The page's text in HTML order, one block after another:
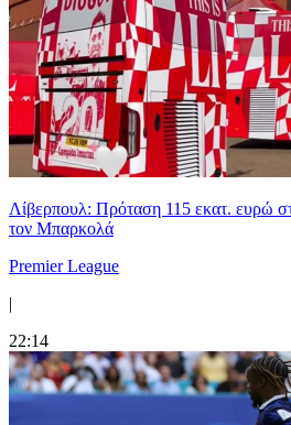
Λίβερπουλ: Πρόταση 115 εκατ. ευρώ
τον Μπαρκολά
Premier League
|
22:14